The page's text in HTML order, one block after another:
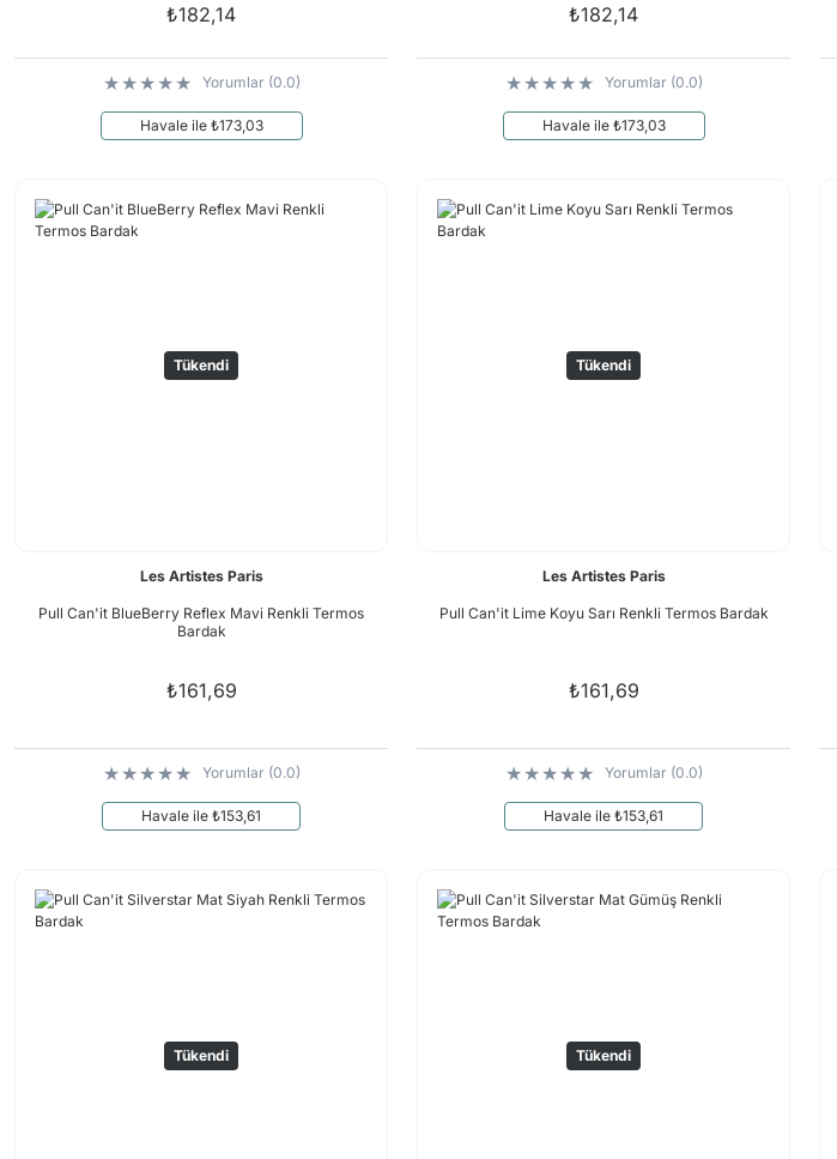
₺182,14
Yorumlar (0.0)
Havale ile ₺173,03
₺182,14
Yorumlar (0.0)
Havale ile ₺173,03
Tükendi
Les Artistes Paris
Pull Can'it BlueBerry Reflex Mavi Renkli Termos
Bardak
₺161,69
Yorumlar (0.0)
Havale ile ₺153,61
Tükendi
Les Artistes Paris
Pull Can'it Lime Koyu Sarı Renkli Termos Bardak
₺161,69
Yorumlar (0.0)
Havale ile ₺153,61
Tükendi Tükendi